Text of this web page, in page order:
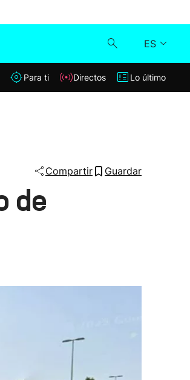
ES
Klisk
Para ti Directos Lo último
Compartir Guardar
de